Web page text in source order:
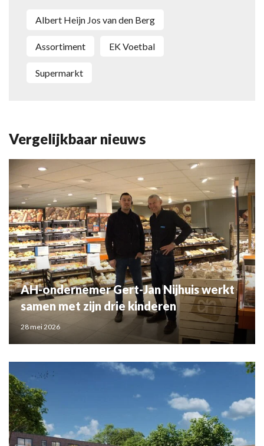
Albert Heijn Jos van den Berg
assortiment EK Voetbal
supermarkt
Vergelijkbaar nieuws
AH-ondernemer Gert-Jan Nijhuis werkt
samen met zijn drie kinderen
28 mei 2026